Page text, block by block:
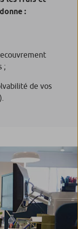
:
;
de vos